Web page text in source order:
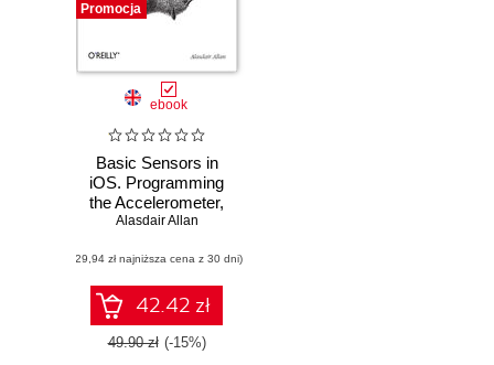
Promocja
ebook
Basic Sensors in
iOS. Programming
the Accelerometer,
Gyroscope, and
Alasdair Allan
(29,94 zł najniższa cena z 30 dni)
42.42 zł
49.90 zł (-15%)